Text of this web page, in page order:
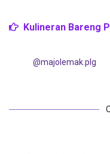
Kulineran Bareng
@majolemak.plg